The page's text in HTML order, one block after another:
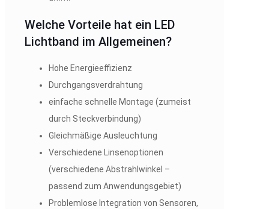
Welche Vorteile hat ein LED
Lichtband im Allgemeinen?
Hohe Energieeffizienz
Durchgangsverdrahtung
einfache schnelle Montage (zumeist
durch Steckverbindung)
Gleichmäßige Ausleuchtung
Verschiedene Linsenoptionen
(verschiedene Abstrahlwinkel –
passend zum Anwendungsgebiet)
Problemlose Integration von Sensoren,